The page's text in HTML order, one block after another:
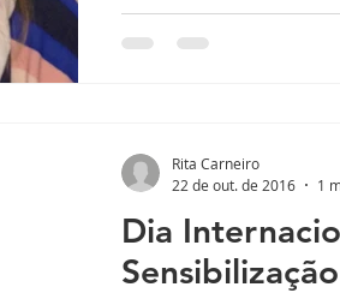
Dia
Rita Carneiro
22 de out. de 2016
1